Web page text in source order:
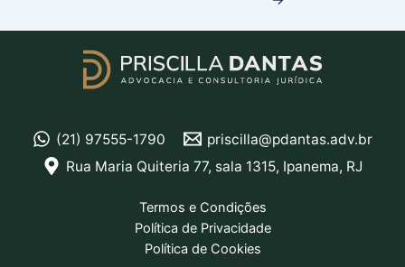
(21) 97555-1790
priscilla@pdantas.adv.br
Rua Maria Quiteria 77, sala 1315, Ipanema, RJ
Termos e Condições
Política de Privacidade
Política de Cookies